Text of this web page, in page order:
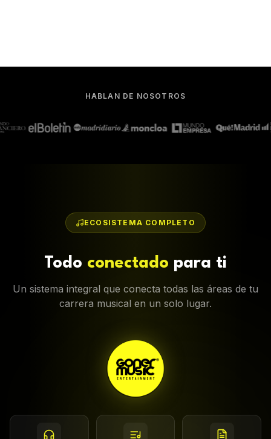
HABLAN DE NOSOTROS
ECOSISTEMA COMPLETO
Todo conectado para ti
Un sistema integral que conecta todas las áreas de tu
carrera musical en un solo lugar.